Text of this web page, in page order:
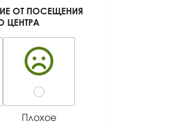
ОТ ПОСЕЩЕНИЯ
ЦЕНТРА
Плохое